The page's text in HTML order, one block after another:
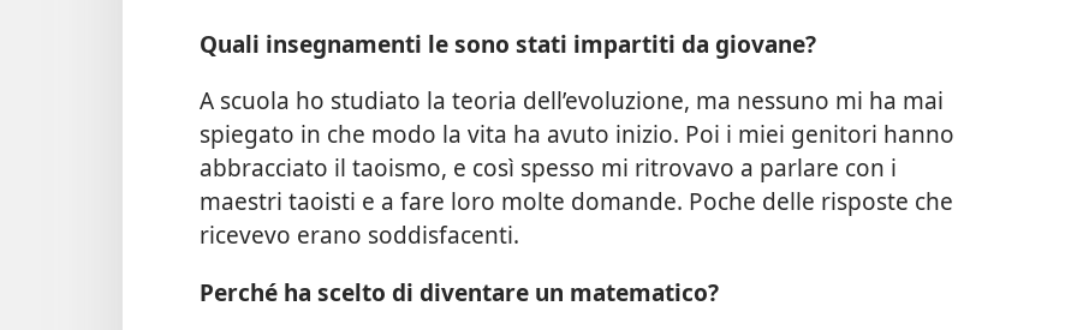
Quali insegnamenti le sono stati impartiti da giovane?
A scuola ho studiato la teoria dell’evoluzione, ma nessuno mi ha mai
spiegato in che modo la vita ha avuto inizio. Poi i miei genitori hanno
abbracciato il taoismo, e così spesso mi ritrovavo a parlare con i
maestri taoisti e a fare loro molte domande. Poche delle risposte che
ricevevo erano soddisfacenti.
Perché ha scelto di diventare un matematico?